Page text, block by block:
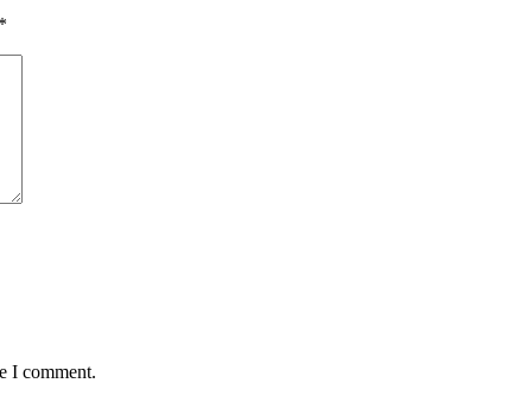
*
I comment.